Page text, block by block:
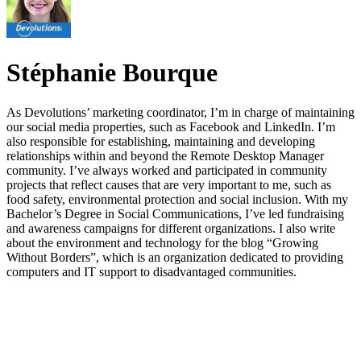
Stéphanie Bourque
As Devolutions’ marketing coordinator, I’m in charge of maintaining
our social media properties, such as Facebook and LinkedIn. I’m
also responsible for establishing, maintaining and developing
relationships within and beyond the Remote Desktop Manager
community. I’ve always worked and participated in community
projects that reflect causes that are very important to me, such as
food safety, environmental protection and social inclusion. With my
Bachelor’s Degree in Social Communications, I’ve led fundraising
and awareness campaigns for different organizations. I also write
about the environment and technology for the blog “Growing
Without Borders”, which is an organization dedicated to providing
computers and IT support to disadvantaged communities.